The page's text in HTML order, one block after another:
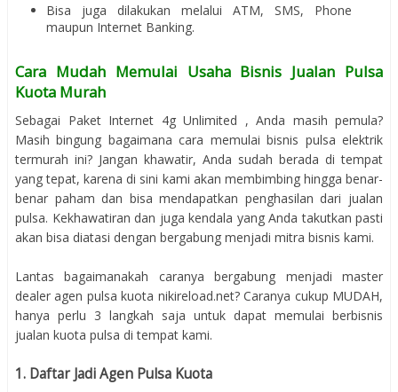
Bisa juga dilakukan melalui ATM, SMS, Phone
maupun Internet Banking.
Cara Mudah Memulai Usaha Bisnis Jualan Pulsa
Kuota Murah
Sebagai Paket Internet 4g Unlimited , Anda masih pemula?
Masih bingung bagaimana cara memulai bisnis pulsa elektrik
termurah ini? Jangan khawatir, Anda sudah berada di tempat
yang tepat, karena di sini kami akan membimbing hingga benar-
benar paham dan bisa mendapatkan penghasilan dari jualan
pulsa. Kekhawatiran dan juga kendala yang Anda takutkan pasti
akan bisa diatasi dengan bergabung menjadi mitra bisnis kami.
Lantas bagaimanakah caranya bergabung menjadi master
dealer agen pulsa kuota nikireload.net? Caranya cukup MUDAH,
hanya perlu 3 langkah saja untuk dapat memulai berbisnis
jualan kuota pulsa di tempat kami.
1. Daftar Jadi Agen Pulsa Kuota